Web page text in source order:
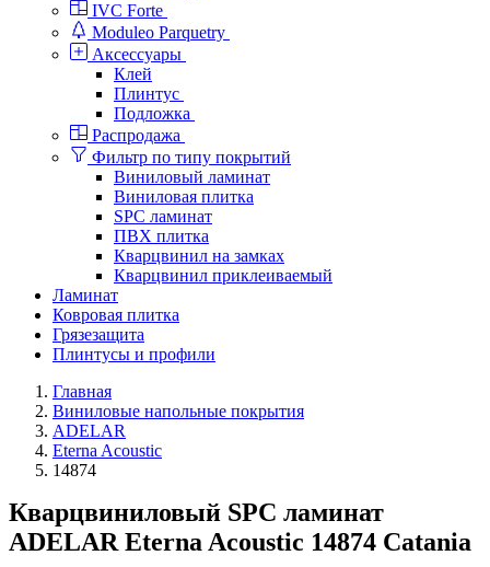
IVC Forte
Moduleo Parquetry
Аксессуары
Клей
Плинтус
Подложка
Распродажа
Фильтр по типу покрытий
Виниловый ламинат
Виниловая плитка
SPC ламинат
ПВХ плитка
Кварцвинил на замках
Кварцвинил приклеиваемый
Ламинат
Ковровая плитка
Грязезащита
Плинтусы и профили
Главная
Виниловые напольные покрытия
ADELAR
Eterna Acoustic
14874
Кварцвиниловый SPC ламинат
ADELAR Eterna Acoustic 14874 Catania